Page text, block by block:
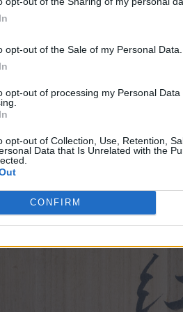
opt-out of the Sale of my Personal Data.
opt-out of processing my Personal Data
opt-out of Collection, Use, Retention,
Data that Is Unrelated with the
CONFIRM